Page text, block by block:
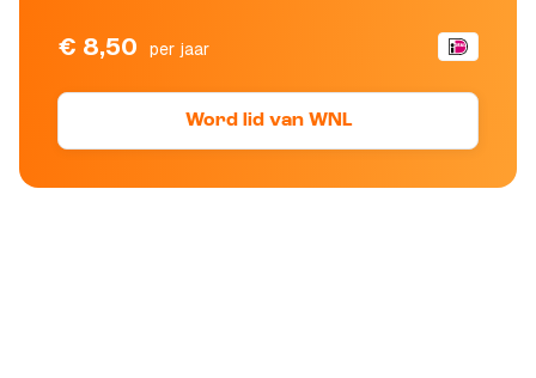
€ 8,50 per jaar
Word lid van WNL